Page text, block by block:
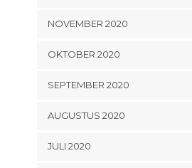
NOVEMBER 2020
OKTOBER 2020
SEPTEMBER 2020
AUGUSTUS 2020
JULI 2020